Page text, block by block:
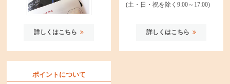
詳しくはこちら
(土・日・祝を除く9:00～17:00)
詳しくはこちら
ポイントについて